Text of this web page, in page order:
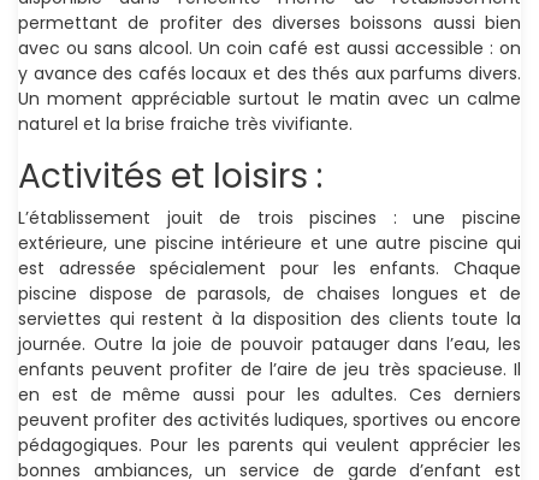
permettant de profiter des diverses boissons aussi bien
avec ou sans alcool. Un coin café est aussi accessible : on
y avance des cafés locaux et des thés aux parfums divers.
Un moment appréciable surtout le matin avec un calme
naturel et la brise fraiche très vivifiante.
Activités et loisirs :
L’établissement jouit de trois piscines : une piscine
extérieure, une piscine intérieure et une autre piscine qui
est adressée spécialement pour les enfants. Chaque
piscine dispose de parasols, de chaises longues et de
serviettes qui restent à la disposition des clients toute la
journée. Outre la joie de pouvoir patauger dans l’eau, les
enfants peuvent profiter de l’aire de jeu très spacieuse. Il
en est de même aussi pour les adultes. Ces derniers
peuvent profiter des activités ludiques, sportives ou encore
pédagogiques. Pour les parents qui veulent apprécier les
bonnes ambiances, un service de garde d’enfant est